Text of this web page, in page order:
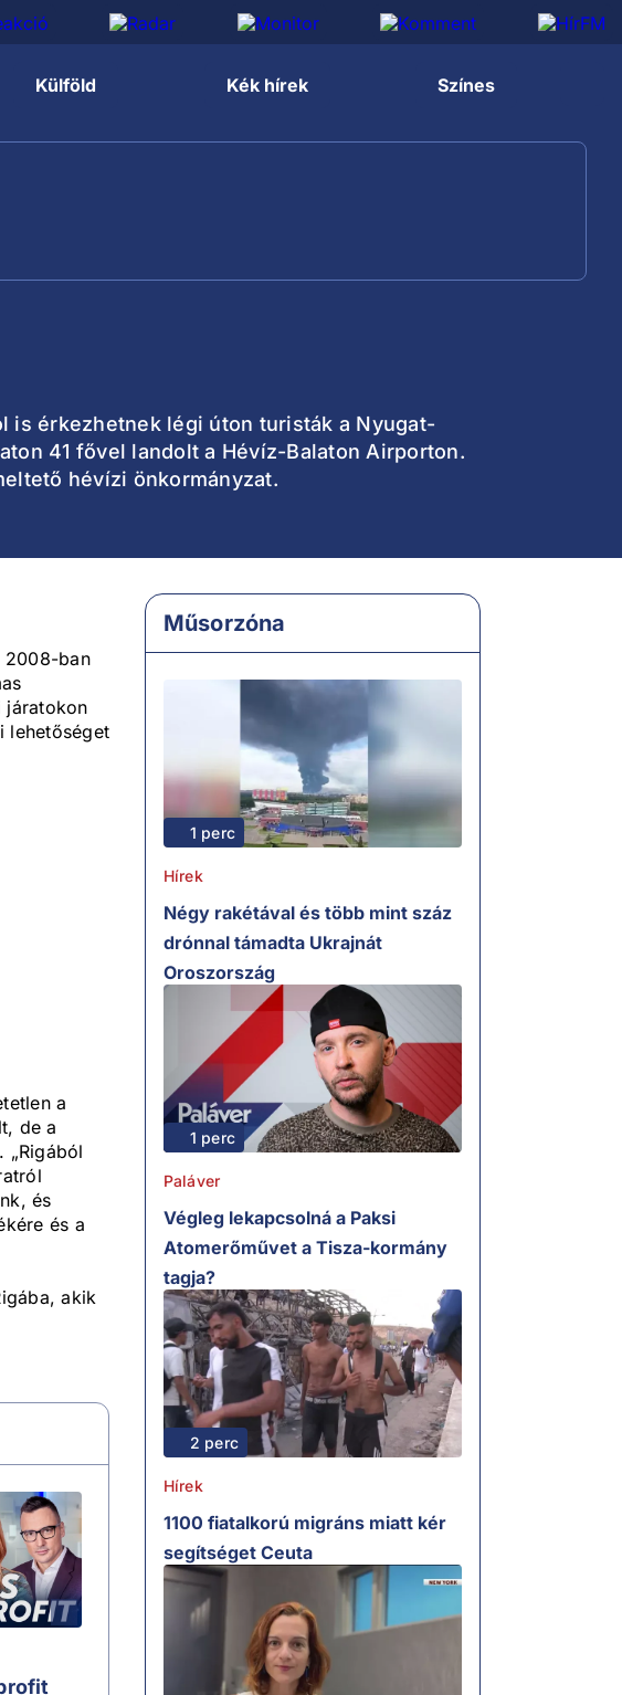
Külföld Kék hírek Színes
is érkezhetnek légi úton turisták a Nyugat-
41 fővel landolt a Hévíz-Balaton Airporton.
hévízi önkormányzat.
2008-ban
járatokon
lehetőséget
a
de a
és
és a
akik
Műsorzóna
1 perc
Hírek
Négy rakétával és több mint száz
drónnal támadta Ukrajnát
Oroszország
1 perc
Paláver
Végleg lekapcsolná a Paksi
Atomerőművet a Tisza-kormány
tagja?
2 perc
Hírek
1100 fiatalkorú migráns miatt kér
segítséget Ceuta